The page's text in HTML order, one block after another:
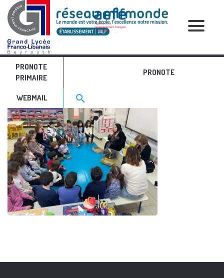
PRONOTE
PRIMAIRE
PRONOTE
WEBMAIL Search for:>
search
RELATIVE POSTS
Lectures GS - JMLA